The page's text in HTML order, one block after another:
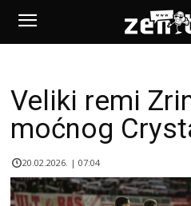
Veliki remi
moćnog
20.02.2026. | 07:04